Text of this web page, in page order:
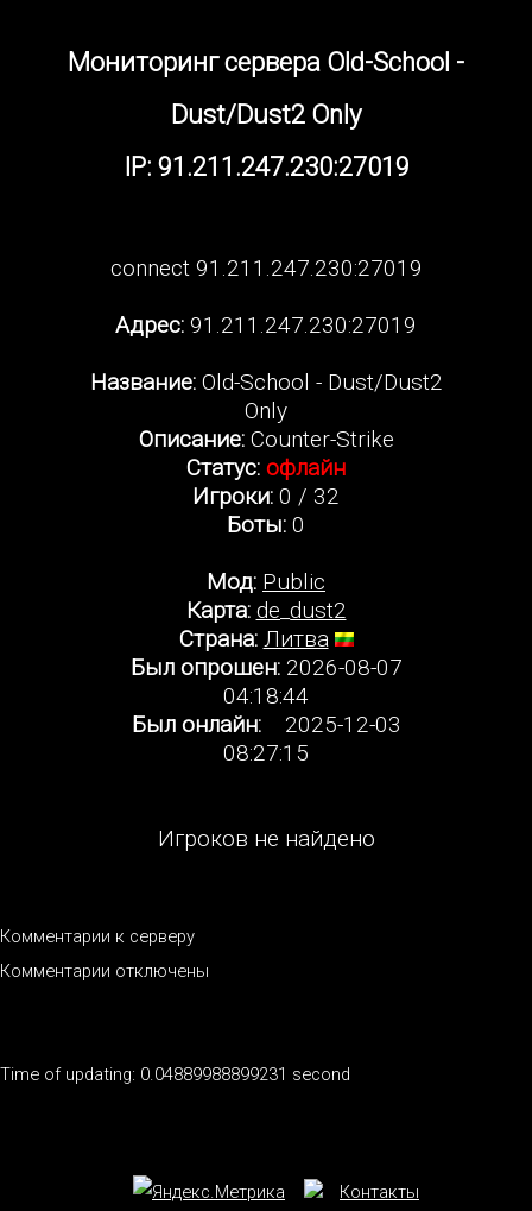
Мониторинг сервера Old-School -
Dust/Dust2 Only
IP: 91.211.247.230:27019
connect 91.211.247.230:27019
Адрес: 91.211.247.230:27019
Название:Old-School - Dust/Dust2
Only
Описание:Counter-Strike
Статус: офлайн
Игроки: 0 / 32
Боты: 0
Мод: Public
Карта: de_dust2
Страна: Литва
Был опрошен:2026-08-07
04:18:44
Был онлайн:2025-12-03
08:27:15
Игроков не найдено
Комментарии к серверу
Комментарии отключены
Time of updating: 0.04889988899231 second
Контакты